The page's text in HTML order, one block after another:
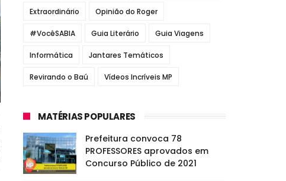
Extraordinário Opinião do Roger
#VocêSABIA Guia Literário Guia Viagens
Informática Jantares Temáticos
Revirando o Baú Vídeos Incríveis MP
MATÉRIAS POPULARES
Prefeitura convoca 78
PROFESSORES aprovados em
Concurso Público de 2021